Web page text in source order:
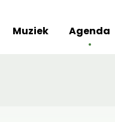
Muziek Agenda